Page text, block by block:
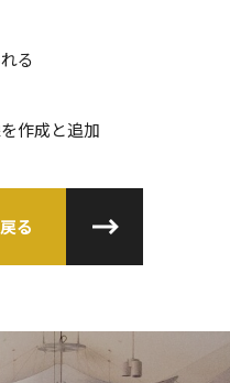
る
作成と追加
る